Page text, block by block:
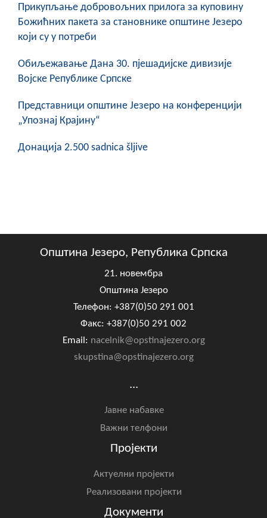
Геоистраживања
ПРИВРЕДА
Туризам
Спорт
Прикупљање добровољних прилога за куповину
Божићних пакета за становнике општине Језеро
који су у потреби
Обиљежавање Данa 30. пјешадијске дивизије
Војске Републике Српске
Представници општине Језеро на конференцији
„Упознај Крајину“
Донација 2.500 sadnica šljive
Општина Језеро, Република Српска
21. новембра
Општина Језеро
Телефон: +387(0)50 291 001
Факс: +387(0)50 291 002
Email: nacelnik@opstinajezero.org
skupstina@opstinajezero.org
...
Јавне набавке
Важни телфони
Пројекти
Актуелни пројекти
Реализовани пројекти
Документи